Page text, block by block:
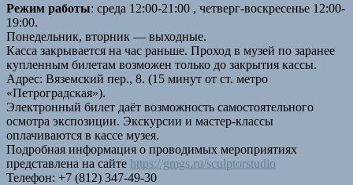
Режим работы: cреда 12:00-21:00 , четверг-воскресенье 12:00-
19:00.
Понедельник, вторник — выходные.
Касса закрывается на час раньше. Проход в музей по заранее
купленным билетам возможен только до закрытия кассы.
Адрес: Вяземский пер., 8. (15 минут от ст. метро
«Петроградская»).
Электронный билет даёт возможность самостоятельного
осмотра экспозиции. Экскурсии и мастер-классы
оплачиваются в кассе музея.
Подробная информация о проводимых мероприятиях
представлена на сайте https://gmgs.ru/sculptorstudio
Телефон: +7 (812) 347-49-30